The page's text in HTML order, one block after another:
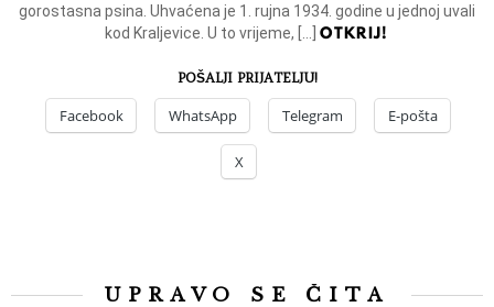
gorostasna psina. Uhvaćena je 1. rujna 1934. godine u jednoj uvali
kod Kraljevice. U to vrijeme, […]OTKRIJ!
POŠALJI PRIJATELJU!
Facebook WhatsApp Telegram E-pošta
X
UPRAVO SE ČITA